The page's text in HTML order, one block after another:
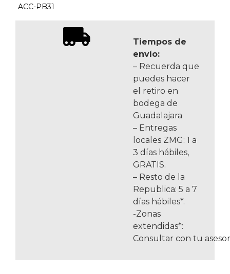
ACC-PB31
Tiempos de
envío:
– Recuerda que
puedes hacer
el retiro en
bodega de
Guadalajara
– Entregas
locales ZMG: 1 a
3 días hábiles,
GRATIS.
– Resto de la
Republica: 5 a 7
días hábiles*.
-Zonas
extendidas*:
Consultar con tu